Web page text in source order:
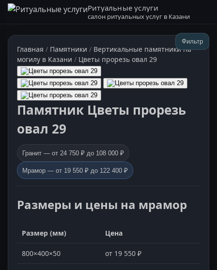
Ритуальные услуги
салон ритуальных услуг в Казани
Фильтр
Главная / Памятники / Вертикальные памятники на
могилу в Казани / Цветы прорезь овал 29
Памятник Цветы прорезь
овал 29
Гранит — от 24 750 ₽ до 108 000 ₽
Мрамор — от 19 550 ₽ до 122 400 ₽
Размеры и цены на мрамор
Размер (мм) Цена
800×400×50 от 19 550 ₽